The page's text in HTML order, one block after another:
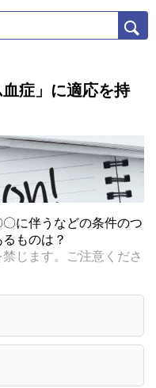
症」に適応を持
に伴うなどの条件のつ
ものは？
じます。ご注意くださ